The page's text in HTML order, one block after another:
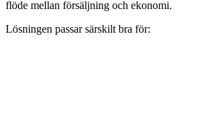
flöde mellan försäljning och ekonomi.
Lösningen passar särskilt bra för: